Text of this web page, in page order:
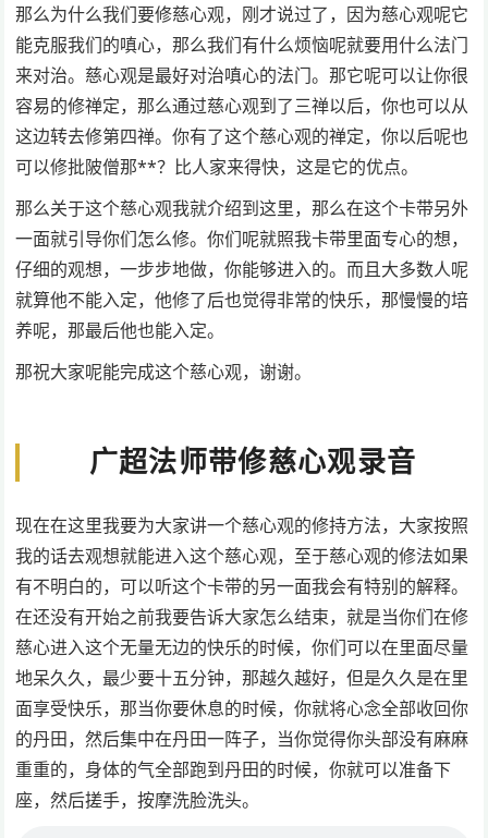
那么为什么我们要修慈心观，刚才说过了，因为慈心观呢它
能克服我们的嗔心，那么我们有什么烦恼呢就要用什么法门
来对治。慈心观是最好对治嗔心的法门。那它呢可以让你很
容易的修禅定，那么通过慈心观到了三禅以后，你也可以从
这边转去修第四禅。你有了这个慈心观的禅定，你以后呢也
可以修批陂僧那**？比人家来得快，这是它的优点。
那么关于这个慈心观我就介绍到这里，那么在这个卡带另外
一面就引导你们怎么修。你们呢就照我卡带里面专心的想，
仔细的观想，一步步地做，你能够进入的。而且大多数人呢
就算他不能入定，他修了后也觉得非常的快乐，那慢慢的培
养呢，那最后他也能入定。
那祝大家呢能完成这个慈心观，谢谢。
广超法师带修慈心观录音
现在在这里我要为大家讲一个慈心观的修持方法，大家按照
我的话去观想就能进入这个慈心观，至于慈心观的修法如果
有不明白的，可以听这个卡带的另一面我会有特别的解释。
在还没有开始之前我要告诉大家怎么结束，就是当你们在修
慈心进入这个无量无边的快乐的时候，你们可以在里面尽量
地呆久久，最少要十五分钟，那越久越好，但是久久是在里
面享受快乐，那当你要休息的时候，你就将心念全部收回你
的丹田，然后集中在丹田一阵子，当你觉得你头部没有麻麻
重重的，身体的气全部跑到丹田的时候，你就可以准备下
座，然后搓手，按摩洗脸洗头。